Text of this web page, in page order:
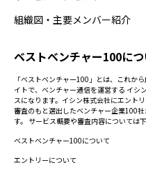
組織図・主要メンバー紹介
ベストベンチャー100に
「ベストベンチャー100」とは、これか
イトで、ベンチャー通信を運営する イシ
スになります。イシン株式会社にエント
審査のもと選出したベンチャー企業100
す。 サービス概要や審査内容については
ベストベンチャー100について
エントリーについて